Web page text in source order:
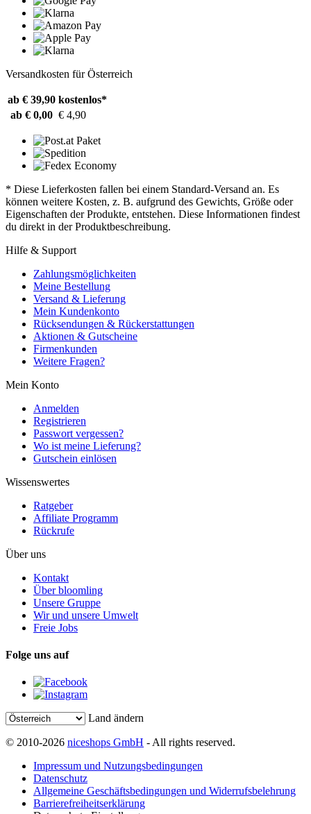
Versandkosten für Österreich
ab € 39,90 kostenlos*
ab € 0,00 € 4,90
* Diese Lieferkosten fallen bei einem Standard-Versand an. Es
können weitere Kosten, z. B. aufgrund des Gewichts, Größe oder
Eigenschaften der Produkte, entstehen. Diese Informationen findest
du direkt in der Produktbeschreibung.
Hilfe & Support
Zahlungsmöglichkeiten
Meine Bestellung
Versand & Lieferung
Mein Kundenkonto
Rücksendungen & Rückerstattungen
Aktionen & Gutscheine
Firmenkunden
Weitere Fragen?
Mein Konto
Anmelden
Registrieren
Passwort vergessen?
Wo ist meine Lieferung?
Gutschein einlösen
Wissenswertes
Ratgeber
Affiliate Programm
Rückrufe
Über uns
Kontakt
Über bloomling
Unsere Gruppe
Wir und unsere Umwelt
Freie Jobs
Folge uns auf
Land ändern
© 2010-2026 niceshops GmbH - All rights reserved.
Impressum und Nutzungsbedingungen
Datenschutz
Allgemeine Geschäftsbedingungen und Widerrufsbelehrung
Barrierefreiheitserklärung